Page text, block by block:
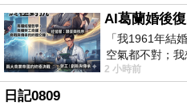
「我1961年結
空氣都不對；
試試看……拍了
2 小時前
日記0809